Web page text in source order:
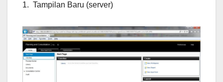
1. Tampilan Baru (server)